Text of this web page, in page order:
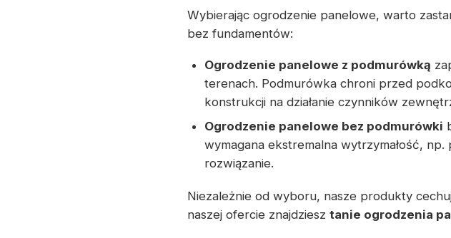
Wybierając ogrodzenie panelowe, warto
bez fundamentów:
Ogrodzenie panelowe z podmurówką
terenach. Podmurówka chroni przed
konstrukcji na działanie czynników
Ogrodzenie panelowe bez podmurówki
wymagana ekstremalna wytrzymałość,
rozwiązanie.
Niezależnie od wyboru, nasze produkty
naszej ofercie znajdziesz tanie ogrodzenia